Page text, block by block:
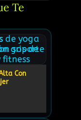
Te
Con